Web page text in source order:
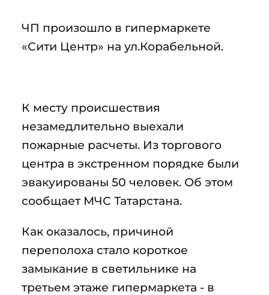
ЧП произошло в гипермаркете
«Сити Центр» на ул.Корабельной.
К месту происшествия
незамедлительно выехали
пожарные расчеты. Из торгового
центра в экстренном порядке были
эвакуированы 50 человек. Об этом
сообщает МЧС Татарстана.
Как оказалось, причиной
переполоха стало короткое
замыкание в светильнике на
третьем этаже гипермаркета - в